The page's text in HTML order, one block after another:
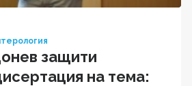
защити
на тема: